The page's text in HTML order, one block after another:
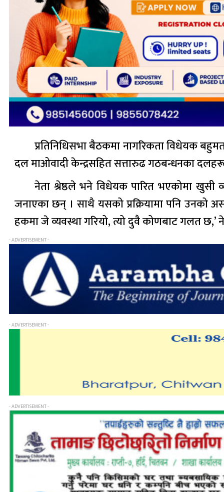
प्रतिनिधिसभा बैठकमा नागरिकता विधेयक
दल माओवादी केन्द्रसहित सत्तारुढ गठबन्धनका
नेता श्रेष्ठले भने विधेयक पारित भएकोमा खुसी
जनाएका छन् । साथै यसको प्रक्रियामा पनि उनको
हकमा जे व्यवस्था गरियो, त्यो दुवै कोणबाट गलत छ,’
- ADVERTISEMENT -
- ADVERTISEMENT -
- ADVERTISEMENT -